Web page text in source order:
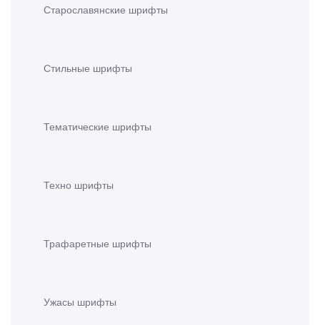
Старославянские шрифты
Стильные шрифты
Тематические шрифты
Техно шрифты
Трафаретные шрифты
Ужасы шрифты